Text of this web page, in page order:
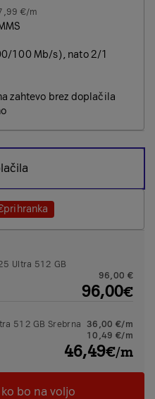
€/m
100 Mb/s), nato 2/1
zahtevo brez doplačila
prihranka
Ultra 512 GB
96,00 €
96,00€
512 GB Srebrna
36,00 €/m
10,49 €/m
46,49€/m
bo na voljo